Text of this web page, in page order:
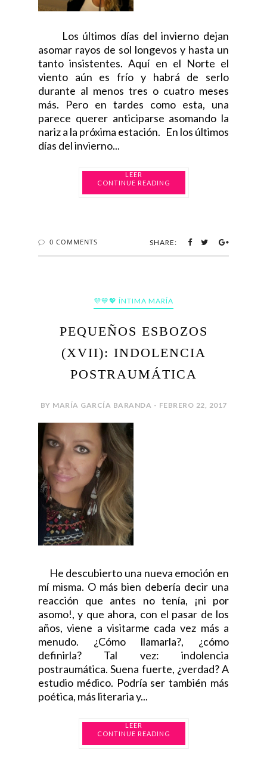
Los últimos días del invierno dejan
asomar rayos de sol longevos y hasta un
tanto insistentes. Aquí en el Norte el
viento aún es frío y habrá de serlo
durante al menos tres o cuatro meses
más. Pero en tardes como esta, una
parece querer anticiparse asomando la
nariz a la próxima estación. En los últimos
días del invierno...
CONTINUE READING
0 COMMENTS SHARE:
💜💙💖 ÍNTIMA MARÍA
PEQUEÑOS ESBOZOS
(XVII): INDOLENCIA
POSTRAUMÁTICA
BY MARÍA GARCÍA BARANDA - FEBRERO 22, 2017
He descubierto una nueva emoción en
mí misma. O más bien debería decir una
reacción que antes no tenía, ¡ni por
asomo!, y que ahora, con el pasar de los
años, viene a visitarme cada vez más a
menudo. ¿Cómo llamarla?, ¿cómo
definirla? Tal vez: indolencia
postraumática. Suena fuerte, ¿verdad? A
estudio médico. Podría ser también más
poética, más literaria y...
CONTINUE READING